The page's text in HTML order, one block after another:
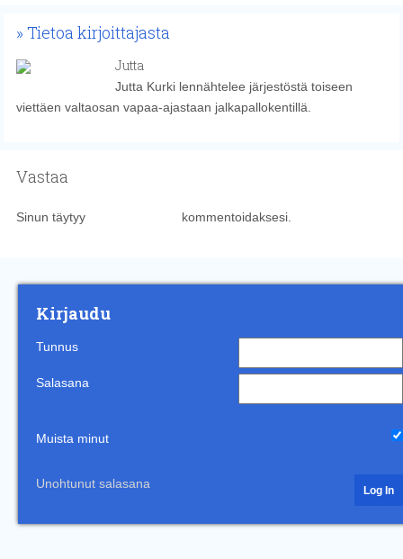
Tietoa kirjoittajasta
Jutta
Jutta Kurki lennähtelee järjestöstä toiseen
viettäen valtaosan vapaa-ajastaan jalkapallokentillä.
Vastaa
Sinun täytyy kommentoidaksesi.
Kirjaudu
Tunnus
Salasana
Muista minut
Unohtunut salasana